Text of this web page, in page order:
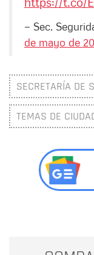
— Sec.
de mayo de
SECRETARÍA DE
TEMAS DE